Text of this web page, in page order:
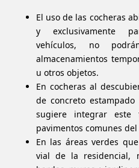
El uso de las cocheras
y exclusivamente
vehículos, no
almacenamientos
u otros objetos.
En cocheras al
de concreto
sugiere integrar
pavimentos comunes
En las áreas verdes
vial de la residencial,